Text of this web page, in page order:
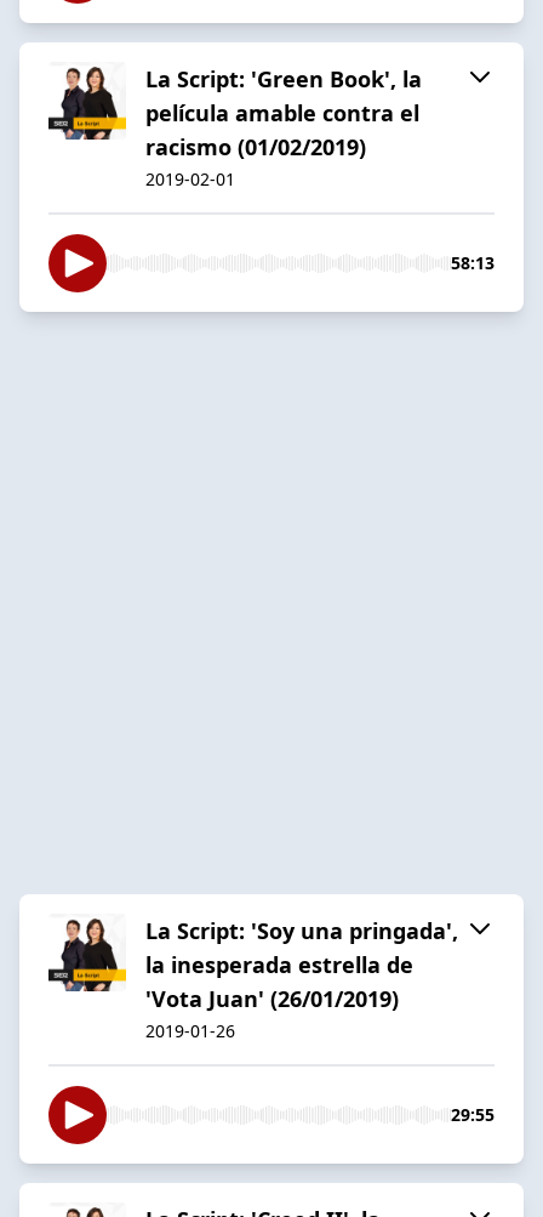
La Script: 'Green Book', la
película amable contra el
racismo (01/02/2019)
2019-02-01
58:13
La Script: 'Soy una pringada',
la inesperada estrella de
'Vota Juan' (26/01/2019)
2019-01-26
29:55